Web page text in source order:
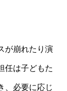
が崩れたり演
任は子どもた
、必要に応じ